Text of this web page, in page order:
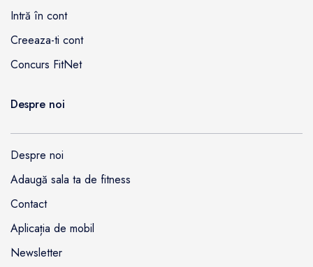
Intră în cont
Creeaza-ti cont
Concurs FitNet
Despre noi
Despre noi
Adaugă sala ta de fitness
Contact
Aplicația de mobil
Newsletter